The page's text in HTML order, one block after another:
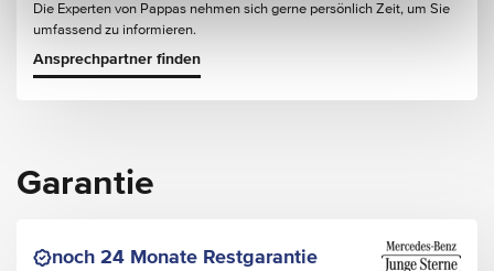
Die Experten von Pappas nehmen sich gerne persönlich Zeit, um Sie
umfassend zu informieren.
Ansprechpartner finden
Garantie
noch 24 Monate Restgarantie